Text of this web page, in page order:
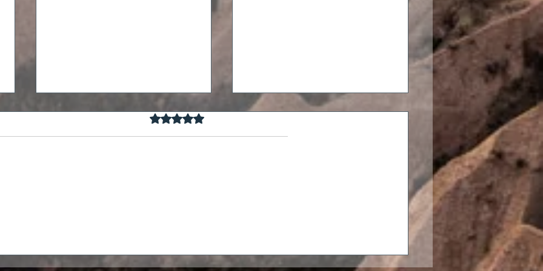
Nationalpark
Mit 0 von 5 Sternen bewertet.